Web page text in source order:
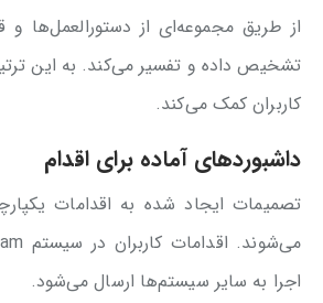
از طریق مجموعه‌ای از دستورالعمل‌ها و
تشخیص داده و تفسیر می‌کند. به این
کاربران کمک می‌کند.
داشبوردهای آماده برای اقدام
تصمیمات ایجاد شده به اقدامات
اجرا به سایر سیستم‌ها ارسال می‌شود.